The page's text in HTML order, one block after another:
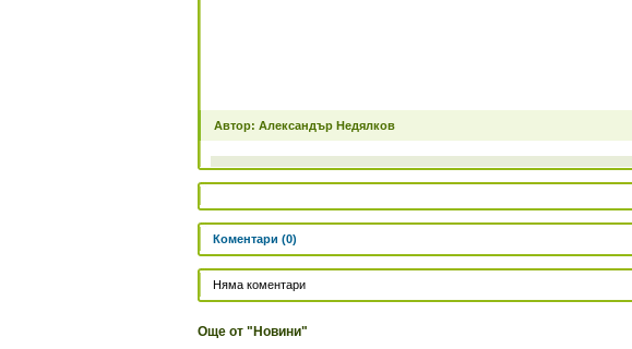
Автор: Александър Недялков
Коментари (0)
Няма коментари
Още от "Новини"